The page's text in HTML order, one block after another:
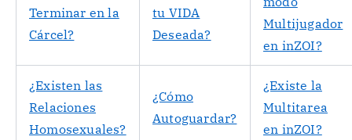
Terminar en la
Cárcel?
tu VIDA
Deseada?
Multijugador
en inZOI?
¿Existen las
Relaciones
Homosexuales?
¿Cómo
Autoguardar?
¿Existe la
Multitarea
en inZOI?